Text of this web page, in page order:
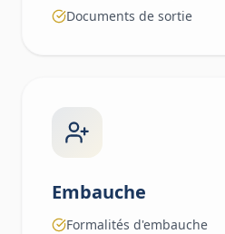
Documents de sortie
Embauche
Formalités d'embauche